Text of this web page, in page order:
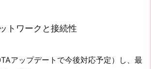
トワークと接続性
アップデートで今後対応予定）し、最